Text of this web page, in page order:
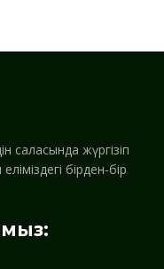
саласында жүргізіп
бірден-бір